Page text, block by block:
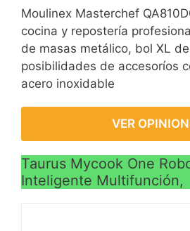
Moulinex Masterchef
cocina y repostería
de masas metálico, bol XL
posibilidades de accesoríos
acero inoxidable
VER
Taurus Mycook One
Inteligente Multifunción,